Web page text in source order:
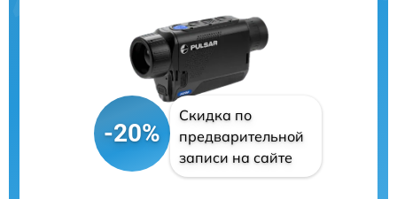
-20%
Скидка по
предварительной
записи на сайте